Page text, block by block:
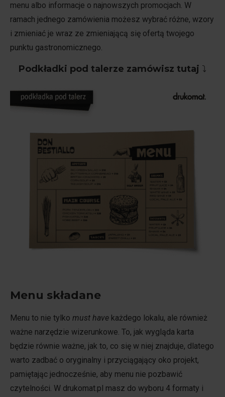
menu albo informacje o najnowszych promocjach. W
ramach jednego zamówienia możesz wybrać różne, wzory
i zmieniać je wraz ze zmieniającą się ofertą twojego
punktu gastronomicznego.
Podkładki pod talerze zamówisz tutaj ⤵
Menu składane
Menu to nie tylko must have każdego lokalu, ale również
ważne narzędzie wizerunkowe. To, jak wygląda karta
będzie równie ważne, jak to, co się w niej znajduje, dlatego
warto zadbać o oryginalny i przyciągający oko projekt,
pamiętając jednocześnie, aby menu nie pozbawić
czytelności. W drukomat.pl masz do wyboru 4 formaty i